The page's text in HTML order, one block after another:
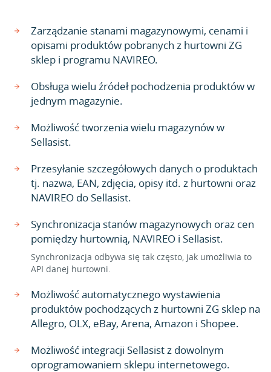
Zarządzanie stanami magazynowymi, cenami i
opisami produktów pobranych z hurtowni ZG
sklep i programu NAVIREO.
Obsługa wielu źródeł pochodzenia produktów w
jednym magazynie.
Możliwość tworzenia wielu magazynów w
Sellasist.
Przesyłanie szczegółowych danych o produktach
tj. nazwa, EAN, zdjęcia, opisy itd. z hurtowni oraz
NAVIREO do Sellasist.
Synchronizacja stanów magazynowych oraz cen
pomiędzy hurtownią, NAVIREO i Sellasist.
Synchronizacja odbywa się tak często, jak umożliwia to
API danej hurtowni.
Możliwość automatycznego wystawienia
produktów pochodzących z hurtowni ZG sklep na
Allegro, OLX, eBay, Arena, Amazon i Shopee.
Możliwość integracji Sellasist z dowolnym
oprogramowaniem sklepu internetowego.